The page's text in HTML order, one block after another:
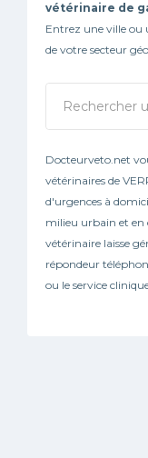
vétérinaire de
Entrez une ville ou
de votre secteur
Docteurveto.net
vétérinaires de
d'urgences à
milieu urbain et en
vétérinaire laisse
répondeur
ou le service